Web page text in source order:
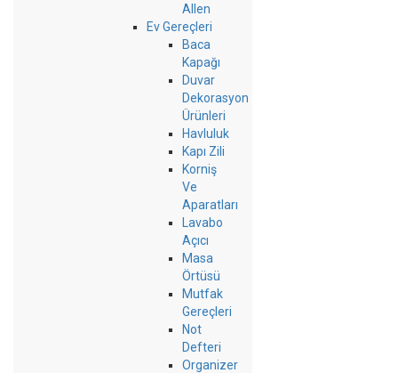
Allen
Ev Gereçleri
Baca
Kapağı
Duvar
Dekorasyon
Ürünleri
Havluluk
Kapı Zili
Korniş
Ve
Aparatları
Lavabo
Açıcı
Masa
Örtüsü
Mutfak
Gereçleri
Not
Defteri
Organizer